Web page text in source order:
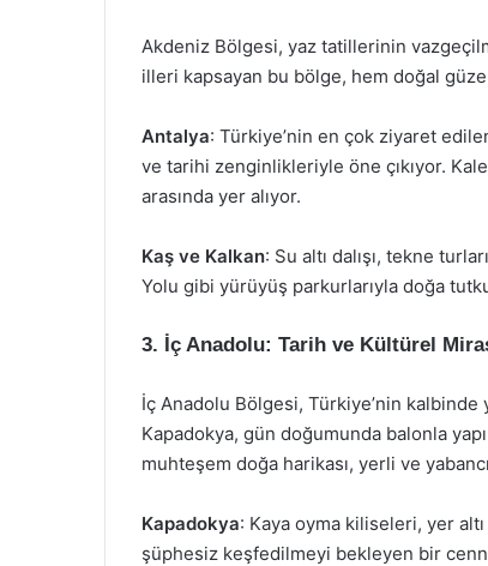
Akdeniz Bölgesi, yaz tatillerinin
illeri kapsayan bu bölge, hem doğal
Antalya: Türkiye’nin en çok ziyaret
ve tarihi zenginlikleriyle öne çıkıyor.
arasında yer alıyor.
Kaş ve Kalkan: Su altı dalışı, tekne
Yolu gibi yürüyüş parkurlarıyla doğa
3. İç Anadolu: Tarih ve Kültürel
İç Anadolu Bölgesi, Türkiye’nin
Kapadokya, gün doğumunda balonla
muhteşem doğa harikası, yerli ve
Kapadokya: Kaya oyma kiliseleri, yer
şüphesiz keşfedilmeyi bekleyen bir